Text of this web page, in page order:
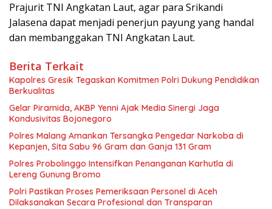
Prajurit TNI Angkatan Laut, agar para Srikandi
Jalasena dapat menjadi penerjun payung yang handal
dan membanggakan TNI Angkatan Laut.
Berita Terkait
Kapolres Gresik Tegaskan Komitmen Polri Dukung Pendidikan
Berkualitas
Gelar Piramida, AKBP Yenni Ajak Media Sinergi Jaga
Kondusivitas Bojonegoro
Polres Malang Amankan Tersangka Pengedar Narkoba di
Kepanjen, Sita Sabu 96 Gram dan Ganja 131 Gram
Polres Probolinggo Intensifkan Penanganan Karhutla di
Lereng Gunung Bromo
Polri Pastikan Proses Pemeriksaan Personel di Aceh
Dilaksanakan Secara Profesional dan Transparan